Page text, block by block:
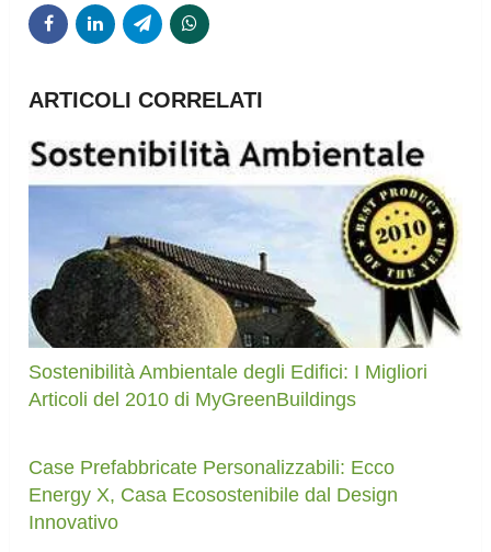
ARTICOLI CORRELATI
Sostenibilità Ambientale degli Edifici: I Migliori
Articoli del 2010 di MyGreenBuildings
Case Prefabbricate Personalizzabili: Ecco
Energy X, Casa Ecosostenibile dal Design
Innovativo